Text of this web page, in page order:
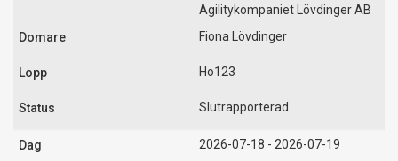
Agilitykompaniet Lövdinger AB
Fiona Lövdinger
Ho123
Slutrapporterad
2026-07-18 - 2026-07-19